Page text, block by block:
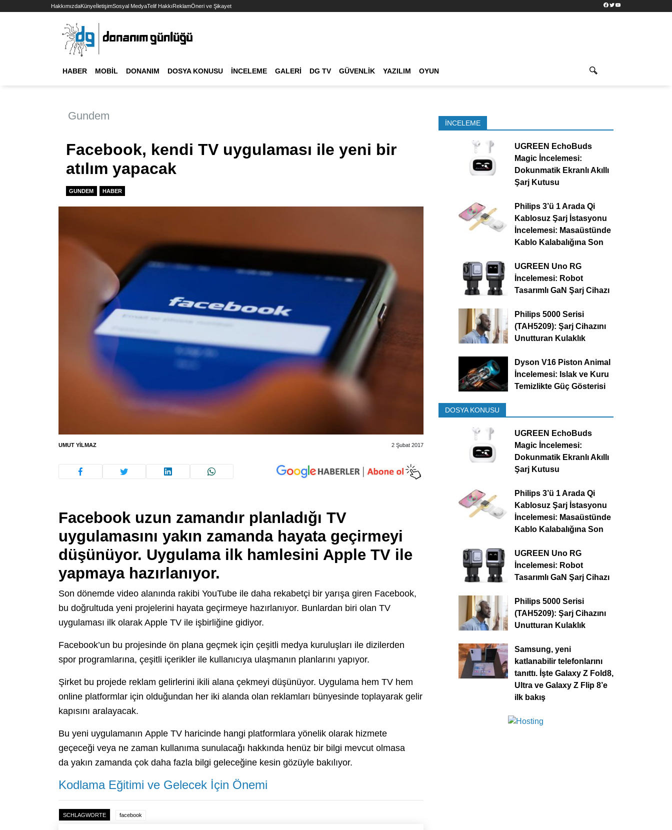
HakkımızdaKünyeİletişimSosyal MedyaTelif HakkıReklamÖneri ve Şikayet Facebook
TwitterYouTube
HABER MOBIL DONANIM DOSYA KONUSU İNCELEME GALERI DG TV GÜVENLIK YAZILIM OYUN
Gundem
Facebook, kendi TV uygulaması ile yeni bir
atılım yapacak
GUNDEM HABER
UMUT YILMAZ 2 Şubat 2017
Facebook uzun zamandır planladığı TV
uygulamasını yakın zamanda hayata geçirmeyi
düşünüyor. Uygulama ilk hamlesini Apple TV ile
yapmaya hazırlanıyor.
Son dönemde video alanında rakibi YouTube ile daha rekabetçi bir yarışa giren Facebook,
bu doğrultuda yeni projelerini hayata geçirmeye hazırlanıyor. Bunlardan biri olan TV
uygulaması ilk olarak Apple TV ile işbirliğine gidiyor.
Facebook’un bu projesinde ön plana geçmek için çeşitli medya kuruluşları ile dizilerden
spor programlarına, çeşitli içerikler ile kullanıcıya ulaşmanın planlarını yapıyor.
Şirket bu projede reklam gelirlerini ikili alana çekmeyi düşünüyor. Uygulama hem TV hem
online platformlar için olduğundan her iki alanda olan reklamları bünyesinde toplayarak gelir
kapısını aralayacak.
Bu yeni uygulamanın Apple TV haricinde hangi platformlara yönelik olarak hizmete
geçeceği veya ne zaman kullanıma sunulacağı hakkında henüz bir bilgi mevcut olmasa
da yakın zamanda çok daha fazla bilgi geleceğine kesin gözüyle bakılıyor.
Kodlama Eğitimi ve Gelecek İçin Önemi
SCHLAGWORTE facebook
İNCELEME
UGREEN EchoBuds
Magic İncelemesi:
Dokunmatik Ekranlı Akıllı
Şarj Kutusu
Philips 3’ü 1 Arada Qi
Kablosuz Şarj İstasyonu
İncelemesi: Masaüstünde
Kablo Kalabalığına Son
UGREEN Uno RG
İncelemesi: Robot
Tasarımlı GaN Şarj Cihazı
Philips 5000 Serisi
(TAH5209): Şarj Cihazını
Unutturan Kulaklık
Dyson V16 Piston Animal
İncelemesi: Islak ve Kuru
Temizlikte Güç Gösterisi
DOSYA KONUSU
UGREEN EchoBuds
Magic İncelemesi:
Dokunmatik Ekranlı Akıllı
Şarj Kutusu
Philips 3’ü 1 Arada Qi
Kablosuz Şarj İstasyonu
İncelemesi: Masaüstünde
Kablo Kalabalığına Son
UGREEN Uno RG
İncelemesi: Robot
Tasarımlı GaN Şarj Cihazı
Philips 5000 Serisi
(TAH5209): Şarj Cihazını
Unutturan Kulaklık
Samsung, yeni
katlanabilir telefonlarını
tanıttı. İşte Galaxy Z Fold8,
Ultra ve Galaxy Z Flip 8’e
ilk bakış